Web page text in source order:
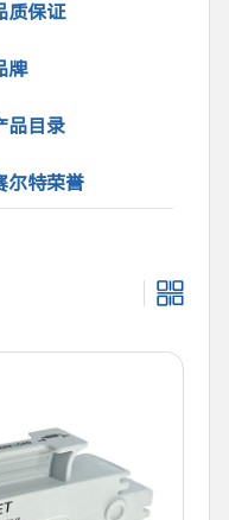
质保证
牌
品目录
尔特荣誉